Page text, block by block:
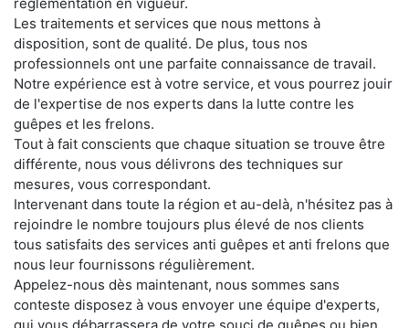
Les traitements et services que nous mettons à
disposition, sont de qualité. De plus, tous nos
professionnels ont une parfaite connaissance de travail.
Notre expérience est à votre service, et vous pourrez jouir
de l'expertise de nos experts dans la lutte contre les
guêpes et les frelons.
Tout à fait conscients que chaque situation se trouve être
différente, nous vous délivrons des techniques sur
mesures, vous correspondant.
Intervenant dans toute la région et au-delà, n'hésitez pas à
rejoindre le nombre toujours plus élevé de nos clients
tous satisfaits des services anti guêpes et anti frelons que
nous leur fournissons régulièrement.
Appelez-nous dès maintenant, nous sommes sans
conteste disposez à vous envoyer une équipe d'experts,